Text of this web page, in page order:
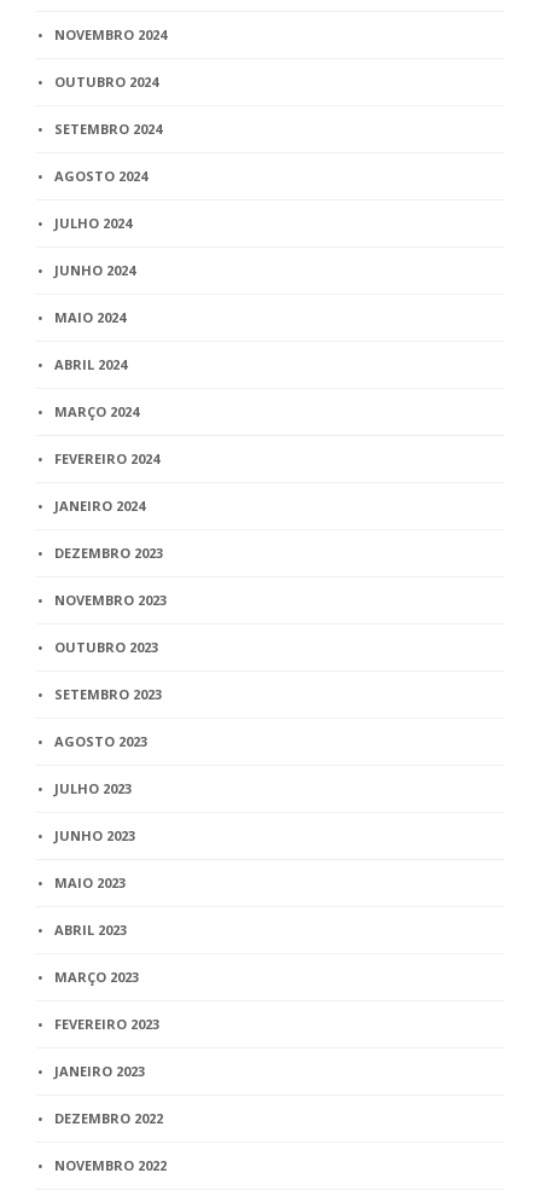
NOVEMBRO 2024
OUTUBRO 2024
SETEMBRO 2024
AGOSTO 2024
JULHO 2024
JUNHO 2024
MAIO 2024
ABRIL 2024
MARÇO 2024
FEVEREIRO 2024
JANEIRO 2024
DEZEMBRO 2023
NOVEMBRO 2023
OUTUBRO 2023
SETEMBRO 2023
AGOSTO 2023
JULHO 2023
JUNHO 2023
MAIO 2023
ABRIL 2023
MARÇO 2023
FEVEREIRO 2023
JANEIRO 2023
DEZEMBRO 2022
NOVEMBRO 2022